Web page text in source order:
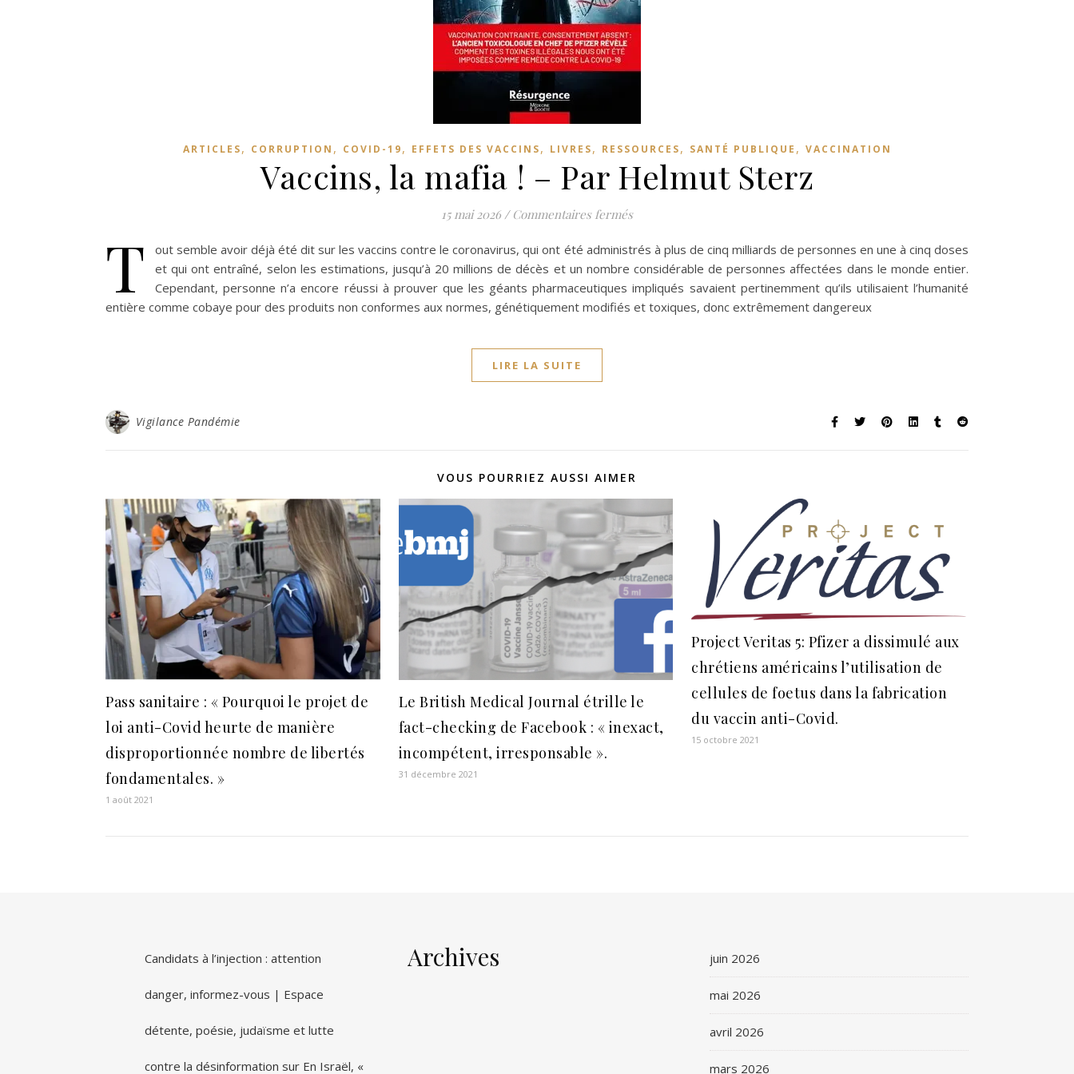
ARTICLES, CORRUPTION , COVID-19, EFFETS DES VACCINS, LIVRES, RESSOURCES, SANTÉ PUBLIQUE , VACCINATION
Vaccins, la mafia ! – Par Helmut Sterz
15 mai 2026 / Commentaires ferméssur Vaccins, la mafia ! – Par Helmut Sterz
T
out semble avoir déjà été dit sur les vaccins contre le coronavirus, qui ont été administrés à plus de cinq milliards de personnes en une à cinq doses
et qui ont entraîné, selon les estimations, jusqu’à 20 millions de décès et un nombre considérable de personnes affectées dans le monde entier.
Cependant, personne n’a encore réussi à prouver que les géants pharmaceutiques impliqués savaient pertinemment qu’ils utilisaient l’humanité
entière comme cobaye pour des produits non conformes aux normes, génétiquement modifiés et toxiques, donc extrêmement dangereux
LIRE LA SUITE
Vigilance Pandémie
VOUS POURRIEZ AUSSI AIMER
Pass sanitaire : « Pourquoi le projet de
loi anti-Covid heurte de manière
disproportionnée nombre de libertés
fondamentales. »
1 août 2021
Le British Medical Journal étrille le
fact-checking de Facebook : « inexact,
incompétent, irresponsable ».
31 décembre 2021
Project Veritas 5: Pfizer a dissimulé aux
chrétiens américains l’utilisation de
cellules de foetus dans la fabrication
du vaccin anti-Covid.
15 octobre 2021
Candidats à l’injection : attention
danger, informez-vous | Espace
détente, poésie, judaïsme et lutte
contre la désinformation sur En Israël, «
Archives juin 2026
mai 2026
avril 2026
mars 2026